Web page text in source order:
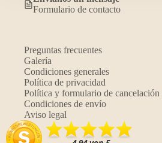
Formulario de contacto
Preguntas frecuentes
Galería
Condiciones generales
Política de privacidad
Política y formulario de cancelación
Condiciones de envío
Aviso legal